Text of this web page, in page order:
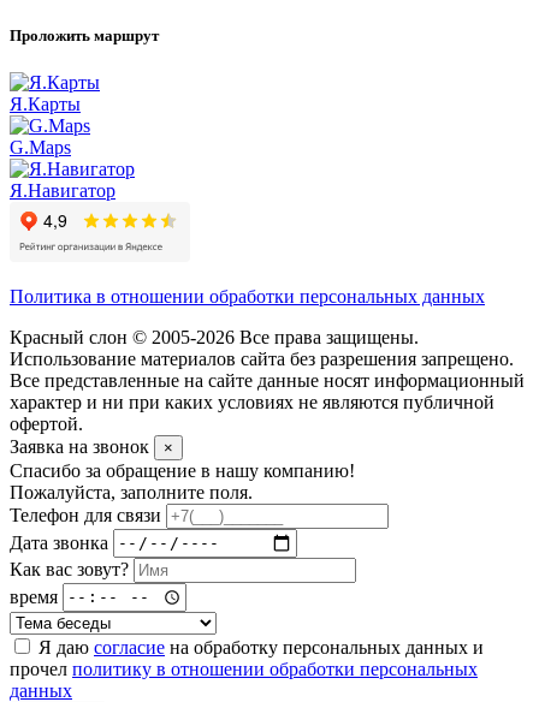
Проложить маршрут
Я.Карты
G.Maps
Я.Навигатор
Политика в отношении обработки персональных данных
Красный слон © 2005-2026 Все права защищены.
Использование материалов сайта без разрешения запрещено.
Все представленные на сайте данные носят информационный
характер и ни при каких условиях не являются публичной
офертой.
Заявка на звонок
×
Спасибо за обращение в нашу компанию!
Пожалуйста, заполните поля.
Телефон для связи
Дата звонка
Как вас зовут?
время
Я даю согласие на обработку персональных данных и
прочел политику в отношении обработки персональных
данных